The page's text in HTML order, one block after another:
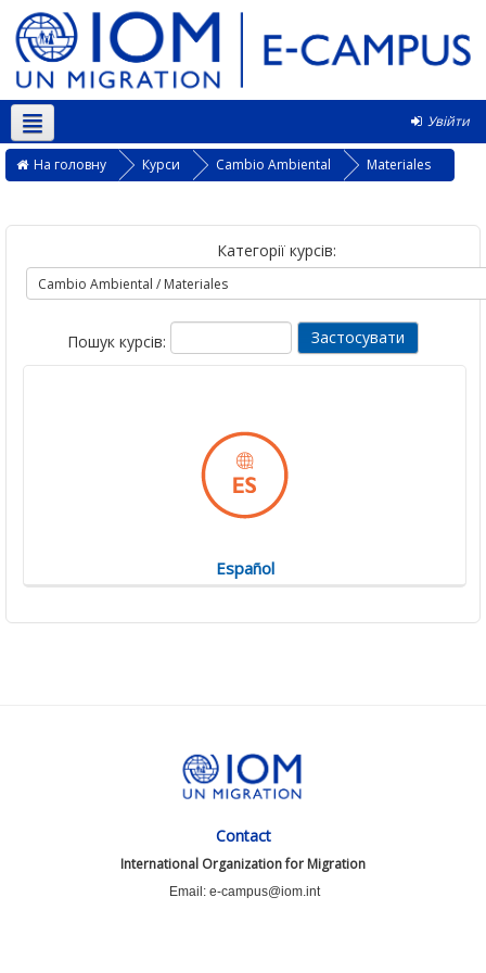
Увійти
Українська ‎(uk)‎
На головну Курси Cambio Ambiental Materiales
Категорії курсів:
Пошук курсів:
Español
Contact
International Organization for Migration
Email: e-campus@iom.int